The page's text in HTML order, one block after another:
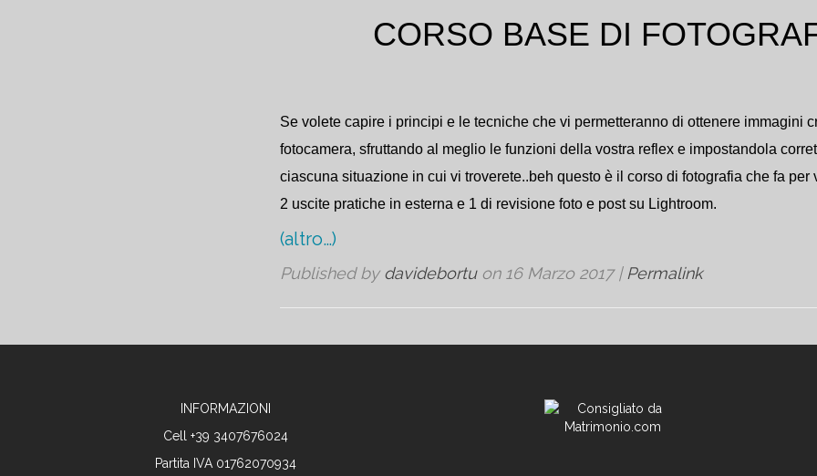
CORSO BASE DI
Se volete capire i principi e le tecniche che vi permetteranno di ottenere immagini
fotocamera, sfruttando al meglio le funzioni della vostra reflex e impostandola
ciascuna situazione in cui vi troverete..beh questo è il corso di fotografia che fa per
2 uscite pratiche in esterna e 1 di revisione foto e post su Lightroom.
(altro…)
Published by davidebortuon 16 Marzo 2017| Permalink
INFORMAZIONI
Cell +39 3407676024
Partita IVA 01762070934